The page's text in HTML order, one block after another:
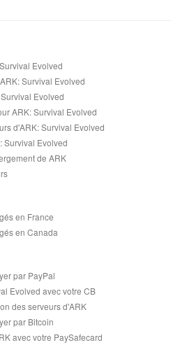
Evolved
Survival Evolved
Evolved
ARK: Survival Evolved
d'ARK: Survival Evolved
Survival Evolved
de ARK
en France
en Canada
par PayPal
Evolved avec votre CB
des serveurs d'ARK
par Bitcoin
avec votre PaySafecard